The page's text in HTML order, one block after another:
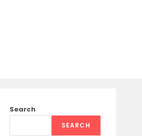
Search
SEARCH